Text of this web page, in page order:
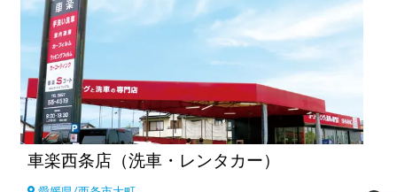
車楽西条店（洗車・レンタカー）